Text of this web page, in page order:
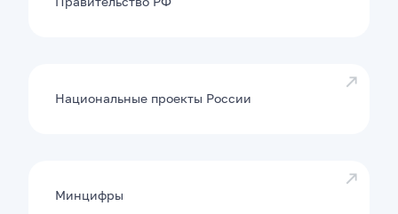
Национальные проекты России
Минцифры